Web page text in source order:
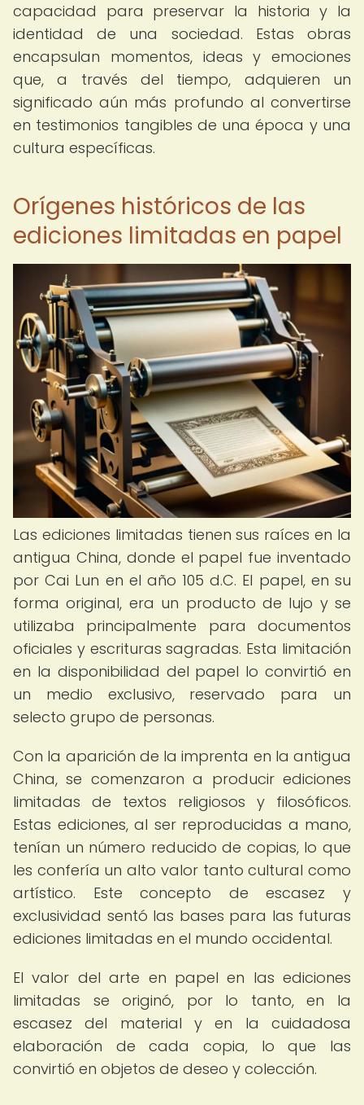
capacidad para preservar la historia y la
identidad de una sociedad. Estas obras
encapsulan momentos, ideas y emociones
que, a través del tiempo, adquieren un
significado aún más profundo al convertirse
en testimonios tangibles de una época y una
cultura específicas.
Orígenes históricos de las
ediciones limitadas en papel
Las ediciones limitadas tienen sus raíces en la
antigua China, donde el papel fue inventado
por Cai Lun en el año 105 d.C. El papel, en su
forma original, era un producto de lujo y se
utilizaba principalmente para documentos
oficiales y escrituras sagradas. Esta limitación
en la disponibilidad del papel lo convirtió en
un medio exclusivo, reservado para un
selecto grupo de personas.
Con la aparición de la imprenta en la antigua
China, se comenzaron a producir ediciones
limitadas de textos religiosos y filosóficos.
Estas ediciones, al ser reproducidas a mano,
tenían un número reducido de copias, lo que
les confería un alto valor tanto cultural como
artístico. Este concepto de escasez y
exclusividad sentó las bases para las futuras
ediciones limitadas en el mundo occidental.
El valor del arte en papel en las ediciones
limitadas se originó, por lo tanto, en la
escasez del material y en la cuidadosa
elaboración de cada copia, lo que las
convirtió en objetos de deseo y colección.